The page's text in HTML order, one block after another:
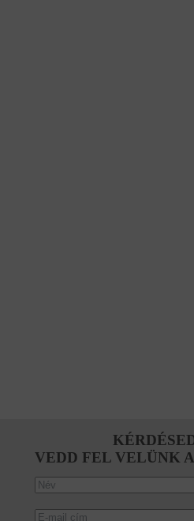
VEDD FEL VELÜNK